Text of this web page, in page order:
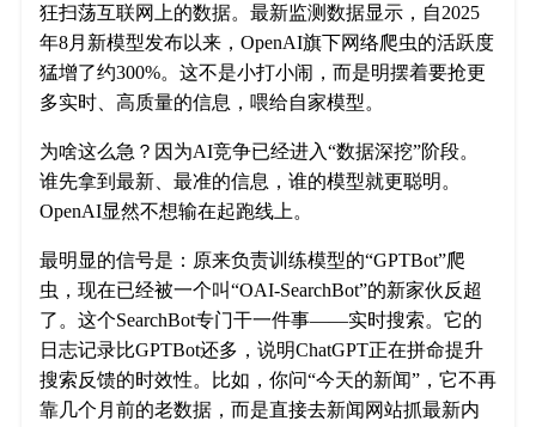
狂扫荡互联网上的数据。最新监测数据显示，自2025
年8月新模型发布以来，OpenAI旗下网络爬虫的活跃度
猛增了约300%。这不是小打小闹，而是明摆着要抢更
多实时、高质量的信息，喂给自家模型。
为啥这么急？因为AI竞争已经进入“数据深挖”阶段。
谁先拿到最新、最准的信息，谁的模型就更聪明。
OpenAI显然不想输在起跑线上。
最明显的信号是：原来负责训练模型的“GPTBot”爬
虫，现在已经被一个叫“OAI-SearchBot”的新家伙反超
了。这个SearchBot专门干一件事——实时搜索。它的
日志记录比GPTBot还多，说明ChatGPT正在拼命提升
搜索反馈的时效性。比如，你问“今天的新闻”，它不再
靠几个月前的老数据，而是直接去新闻网站抓最新内